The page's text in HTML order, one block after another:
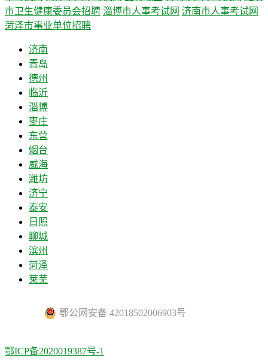
市卫生健康委员会招聘 淄博市人事考试网 济南市人事考试网
菏泽市事业单位招聘
济南
青岛
德州
临沂
淄博
枣庄
东营
烟台
威海
潍坊
济宁
泰安
日照
聊城
滨州
菏泽
莱芜
鄂公网安备 42018502006903号
鄂ICP备2020019387号-1